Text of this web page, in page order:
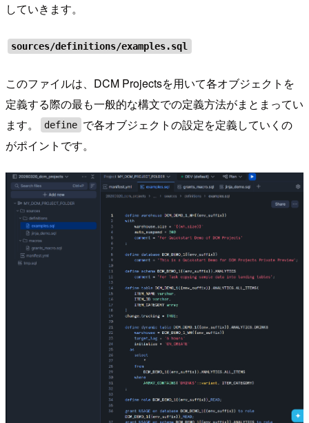
していきます。
sources/definitions/examples.sql
このファイルは、DCM Projectsを用いて各オブジェクトを
定義する際の最も一般的な構文での定義方法がまとまってい
ます。
define で各オブジェクトの設定を定義していくの
がポイントです。